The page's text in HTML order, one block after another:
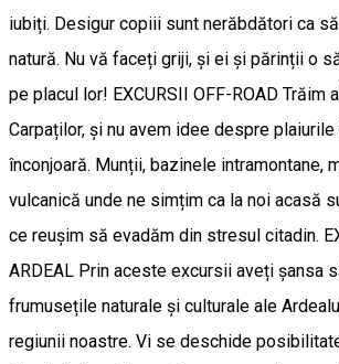
iubiți. Desigur copiii sunt nerăbdători ca
natură. Nu vă faceți griji, și ei și părinții o
pe placul lor! EXCURSII OFF-ROAD Trăim
Carpaților, și nu avem idee despre
înconjoară. Munții, bazinele intramontane,
vulcanică unde ne simțim ca la noi acasă
ce reușim să evadăm din stresul citadin.
ARDEAL Prin aceste excursii aveți șansa
frumusețile naturale și culturale ale
regiunii noastre. Vi se deschide